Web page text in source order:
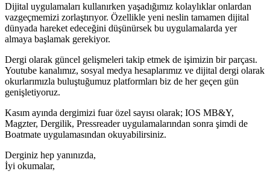
Dijital uygulamaları kullanırken yaşadığımız kolaylıklar onlardan
vazgeçmemizi zorlaştırıyor. Özellikle yeni neslin tamamen dijital
dünyada hareket edeceğini düşünürsek bu uygulamalarda yer
almaya başlamak gerekiyor.
Dergi olarak güncel gelişmeleri takip etmek de işimizin bir parçası.
Youtube kanalımız, sosyal medya hesaplarımız ve dijital dergi olarak
okurlarımızla buluştuğumuz platformları biz de her geçen gün
genişletiyoruz.
Kasım ayında dergimizi fuar özel sayısı olarak; IOS MB&Y,
Magzter, Dergilik, Pressreader uygulamalarından sonra şimdi de
Boatmate uygulamasından okuyabilirsiniz.
Derginiz hep yanınızda,
İyi okumalar,